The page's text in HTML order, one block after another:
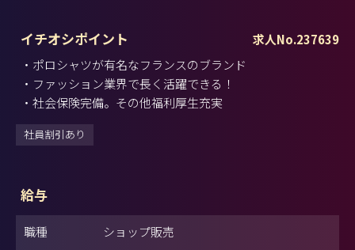
求人No.237639
イチオシポイント
・ポロシャツが有名なフランスのブランド
・ファッション業界で長く活躍できる！
・社会保険完備。その他福利厚生充実
社員割引あり
給与
職種 ショップ販売